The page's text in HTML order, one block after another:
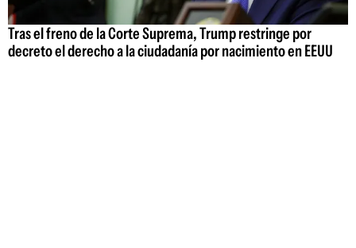
Tras el freno de la Corte Suprema, Trump restringe por
decreto el derecho a la ciudadanía por nacimiento en EEUU